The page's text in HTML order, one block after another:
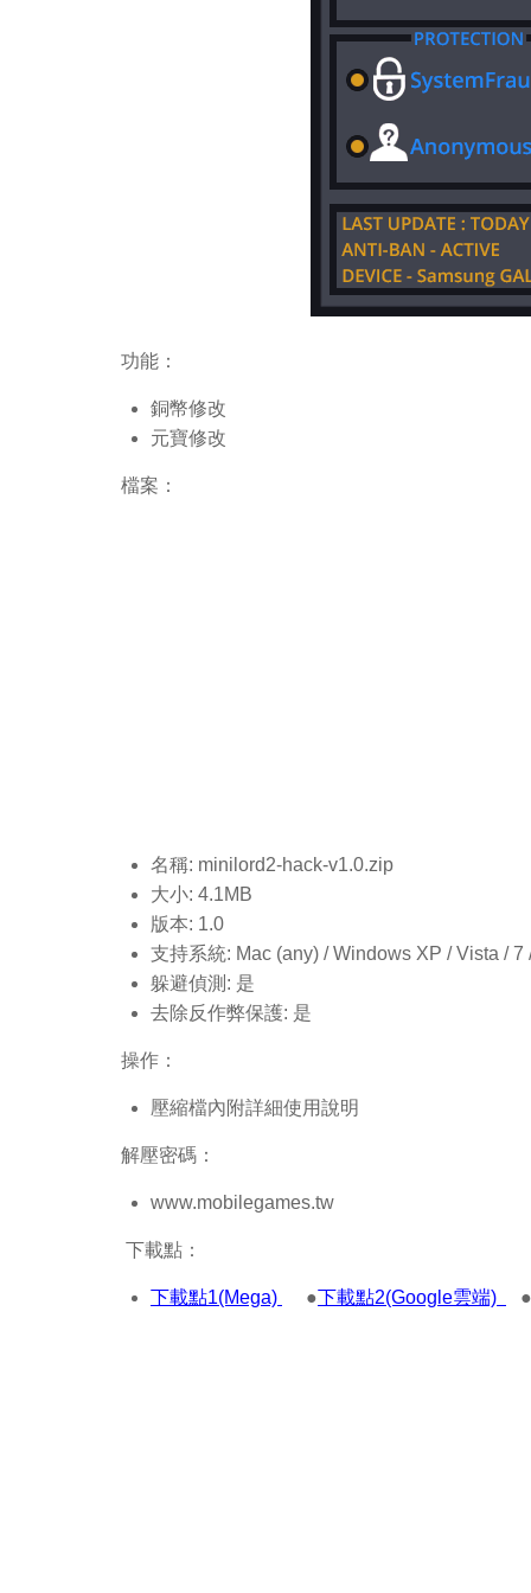
功能：
銅幣修改
元寶修改
檔案：
名稱: minilord2-hack-v1.0.zip
大小: 4.1MB
版本: 1.0
支持系統: Mac (any) / Windows XP / Vista / 7
躲避偵測: 是
去除反作弊保護: 是
操作：
壓縮檔內附詳細使用說明
解壓密碼：
www.mobilegames.tw
下載點：
下載點1(Mega) ●下載點2(Google雲端) ●